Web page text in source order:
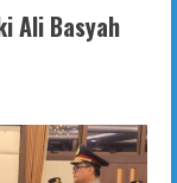
Ali Basyah